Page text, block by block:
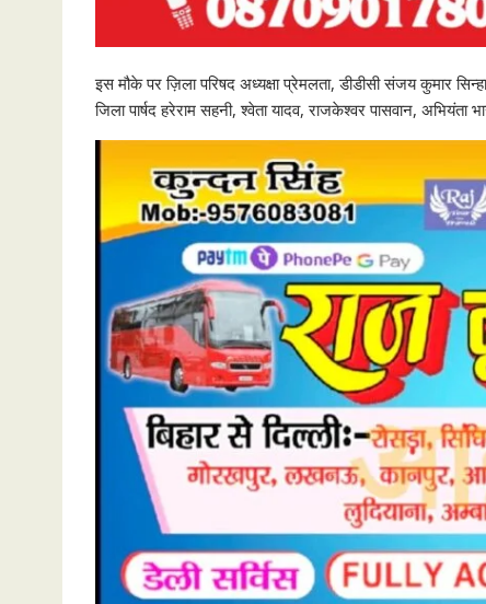
इस मौके पर ज़िला परिषद अध्यक्षा प्रेमलता, डीडीसी संजय कुमार
जिला पार्षद हरेराम सहनी, श्वेता यादव, राजकेश्वर पासवान, अभियंता